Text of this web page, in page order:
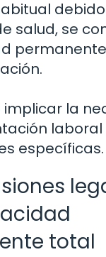
salud, se
implicar la
laboral
específicas.
total